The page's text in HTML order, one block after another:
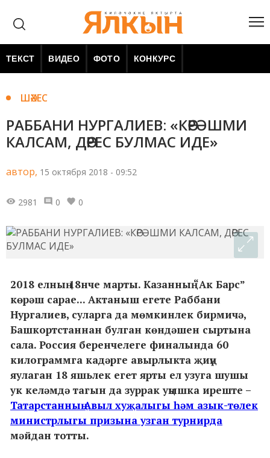
ТЕКСТ ВИДЕО ФОТО КОНКУРС
ШӘХЕС
РАББАНИ НУРГАЛИЕВ: «КӨРӘШМИ
КАЛСАМ, ДӨРЕС БУЛМАС ИДЕ»
автор, 15 октября 2018 - 09:52
2981 0 0
2018 елның 18нче марты. Казанның “Ак Барс”
көрәш сарае... Актаныш егете Раббани
Нургалиев, суларга да мөмкинлек бирмичә,
Башкортстаннан булган көндәшен сыртына
сала. Россия беренчелеге финалында 60
килограммга кадәрге авырлыкта җиңү
яулаган 18 яшьлек егет ярты ел узуга шушы
ук келәмдә тагын да зуррак уңышка иреште –
Татарстанның Авыл хуҗалыгы һәм азык-төлек
министрлыгы призына узган турнирда
мәйдан тотты.